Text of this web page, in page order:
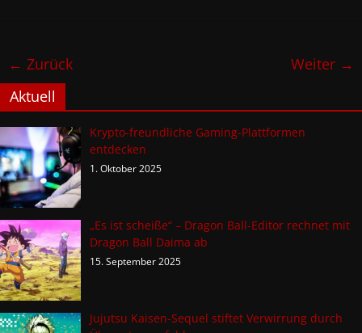
← Zurück
Weiter →
Aktuell
Krypto-freundliche Gaming-Plattformen
entdecken
1. Oktober 2025
„Es ist scheiße“ – Dragon Ball-Editor rechnet mit
Dragon Ball Daima ab
15. September 2025
Jujutsu Kaisen-Sequel stiftet Verwirrung durch